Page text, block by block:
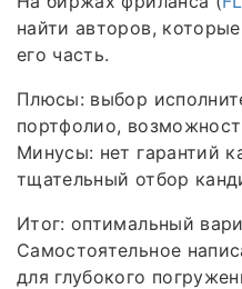
найти авторов,
его часть.
Плюсы: выбор
портфолио,
Минусы: нет гарантий
тщательный отбор
Итог: оптимальный
Самостоятельное
для глубокого